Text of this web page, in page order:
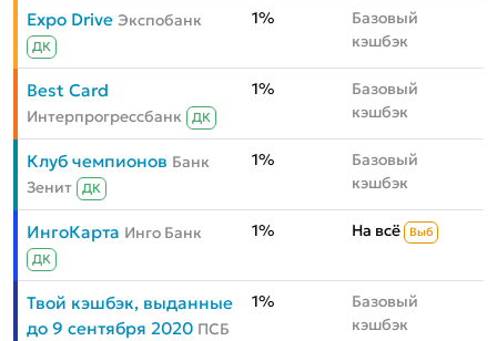
Expo Drive Экспобанк
ДК
1%
Базовый
кэшбэк
Best Card
Интерпрогрессбанк ДК
1%
Базовый
кэшбэк
Клуб чемпионов Банк
Зенит
ДК
1%
Базовый
кэшбэк
ИнгоКарта Инго Банк
ДК
1% На всё Выб
Твой кэшбэк, выданные
до 9 сентября 2020 ПСБ
1%
Базовый
кэшбэк